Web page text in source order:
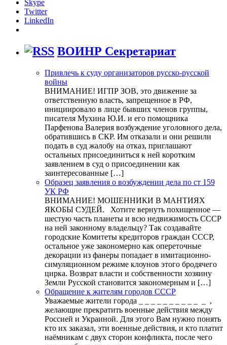
Skype
Twitter
LinkedIn
ВОИНР Секретариат
Привлечь к суду организаторов русско-русской
войны
ВНИМАНИЕ! ИГПР ЗОВ, это движение за
ответственную власть, запрещенное в РФ,
инициировало в лице бывших членов группы,
писателя Мухина Ю.И. и его помощника
Парфенова Валерия возбуждение уголовного дела,
обратившись в СКР. Им отказали и они решили
подать в суд жалобу на отказ, приглашают
остальных присоединиться к ней коротким
заявлением в суд о присоединении как
заинтересованные […]
Образец заявления о возбуждении дела по ст 159
УК РФ
ВНИМАНИЕ! МОШЕННИКИ В МАНТИЯХ
ЯКОБЫ СУДЕЙ. Хотите вернуть похищенное —
шестую часть планеты и всю недвижимость СССР
на ней законному владельцу? Так создавайте
городские Комитеты кредиторов граждан СССР,
остальное уже закономерно как опереточные
декорации из фанеры попадает в имитационно-
симуляционном режиме клоунов этого бродячего
цирка. Возврат власти и собственности хозяину
Земли Русской становится закономерным и […]
Обращение к жителям городов СССР
Уважаемые жители города _ _ _ _ _ _ _ _ _ _ _ ,
желающие прекратить военные действия между
Россией и Украиной. Для этого Вам нужно понять
кто их заказал, эти военные действия, и кто платит
наёмникам с двух сторон конфликта, после чего